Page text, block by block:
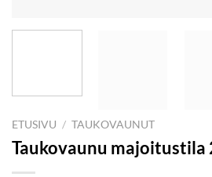
ETUSIVU / TAUKOVAUNUT
Taukovaunu majoitustila